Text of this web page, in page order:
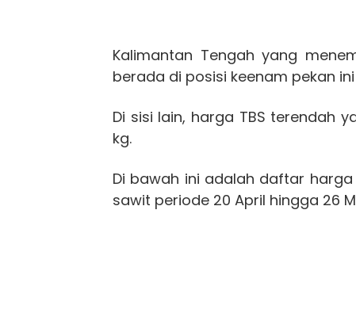
Kalimantan Tengah yang
berada di posisi keenam pekan
Di sisi lain, harga TBS terendah
kg.
Di bawah ini adalah daftar
sawit periode 20 April hingga 26